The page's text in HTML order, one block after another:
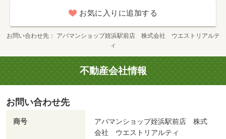
お気に入りに追加する
お問い合わせ先
アパマンショップ姪浜駅前店 株式会社 ウエストリアルテ
ィ
不動産会社情報
お問い合わせ先
商号
アパマンショップ姪浜駅前店 株式
会社 ウエストリアルティ